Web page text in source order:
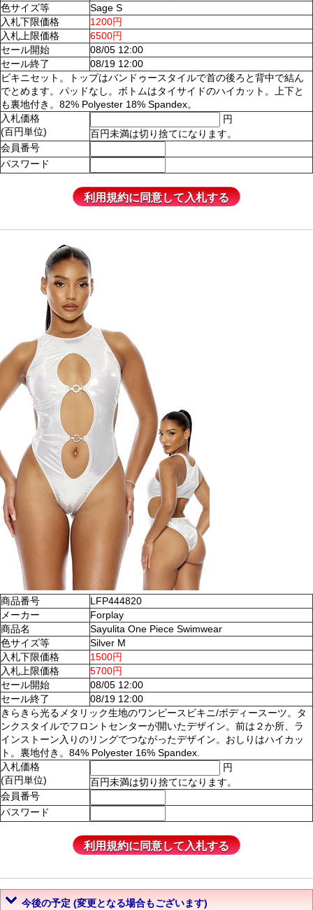
色サイズ等
Sage S
入札下限価格
1200円
入札上限価格
6500円
セール開始
08/05 12:00
セール終了
08/19 12:00
ビキニセット。トップはバンドゥースタイルで首の後ろと背中で結ん
でとめます。パッドなし。ボトムはタイサイドのハイカット。上下と
も裏地付き。82% Polyester 18% Spandex。
入札価格
(百円単位)
円
百円未満は切り捨てになります。
会員番号
パスワード
商品番号
LFP444820
メーカー
Forplay
商品名
Sayulita One Piece Swimwear
色サイズ等
Silver M
入札下限価格
1500円
入札上限価格
5700円
セール開始
08/05 12:00
セール終了
08/19 12:00
きらきら光るメタリック生地のワンピースビキニ/ボディースーツ。タ
ンクスタイルでフロントセンターが開いたデザイン。前は２か所、ラ
インストーン入りのリングでつながったデザイン。おしりはハイカッ
ト。裏地付き。84% Polyester 16% Spandex.
入札価格
(百円単位)
円
百円未満は切り捨てになります。
会員番号
パスワード
今後の予定 (変更となる場合もございます)